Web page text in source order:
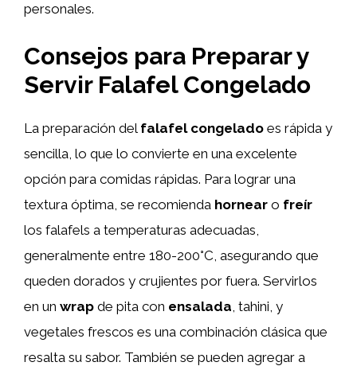
personales.
Consejos para Preparar y
Servir Falafel Congelado
La preparación del falafel congelado es rápida y
sencilla, lo que lo convierte en una excelente
opción para comidas rápidas. Para lograr una
textura óptima, se recomienda hornear o freír
los falafels a temperaturas adecuadas,
generalmente entre 180-200°C, asegurando que
queden dorados y crujientes por fuera. Servirlos
en un wrap de pita con ensalada , tahini, y
vegetales frescos es una combinación clásica que
resalta su sabor. También se pueden agregar a